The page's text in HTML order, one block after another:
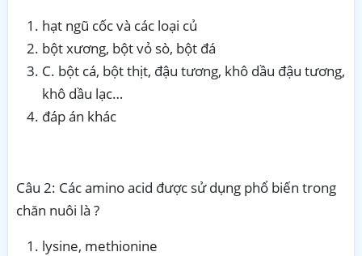
hạt ngũ cốc và các loại củ
bột xương, bột vỏ sò, bột đá
C. bột cá, bột thịt, đậu tương, khô dầu đậu tương,
khô dầu lạc…
đáp án khác
Câu 2: Các amino acid được sử dụng phổ biến trong
chăn nuôi là ?
lysine, methionine